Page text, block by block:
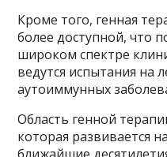
Кроме того, генная
более доступной, что
широком спектре
ведутся испытания на
аутоиммунных
Область генной
которая развивается